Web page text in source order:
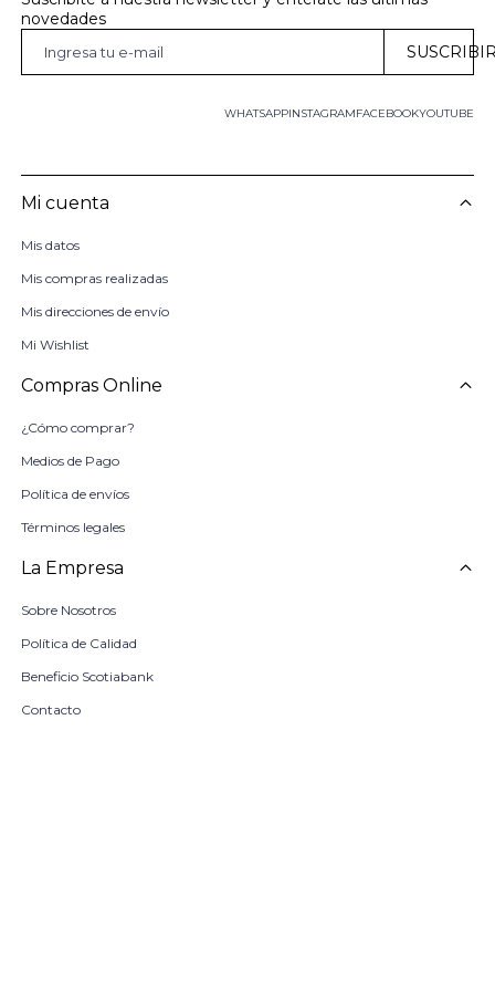
novedades
WHATSAPP FACEBOOKYOUTUBE
INSTAGRAM
Mi cuenta
Mis datos
Mis compras realizadas
Mis direcciones de envío
Mi Wishlist
Compras Online
¿Cómo comprar?
Medios de Pago
Política de envíos
Términos legales
La Empresa
Sobre Nosotros
Política de Calidad
Beneficio Scotiabank
Contacto